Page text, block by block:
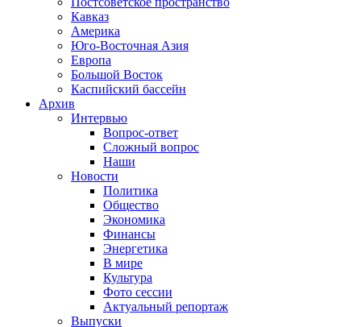
Кавказ
Америка
Юго-Восточная Азия
Европа
Большой Восток
Каспийский бассейн
Архив
Интервью
Вопрос-ответ
Сложный вопрос
Наши
Новости
Политика
Общество
Экономика
Финансы
Энергетика
В мире
Культура
Фото сессии
Актуальный репортаж
Выпуски